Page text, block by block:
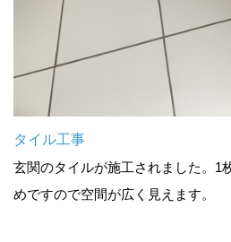
タイル工事
玄関のタイルが施工されました。1
めですので空間が広く見えます。